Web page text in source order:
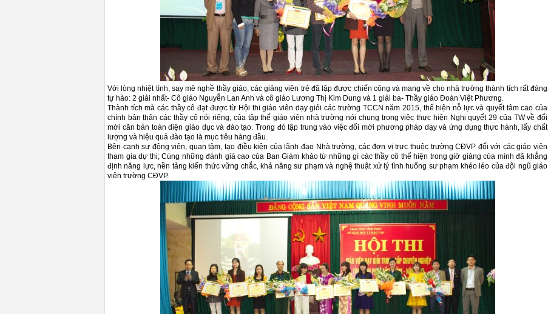
Với lòng nhiệt tình, say mê nghề thầy giáo, các giảng viên trẻ đã lập được chiến công và mang về cho nhà trường thành tích rất đáng
tự hào: 2 giải nhất- Cô giáo Nguyễn Lan Anh và cô giáo Lương Thị Kim Dung và 1 giải ba- Thầy giáo Đoàn Việt Phương.
Thành tích mà các thầy cô đạt được từ Hội thi giáo viên dạy giỏi các trường TCCN năm 2015, thể hiện nỗ lực và quyết tâm cao của
chính bản thân các thầy cô nói riêng, của tập thể giáo viên nhà trường nói chung trong việc thực hiện Nghị quyết 29 của TW về đổi
mới căn bản toàn diện giáo dục và đào tạo. Trong đó tập trung vào việc đổi mới phương pháp dạy và ứng dụng thực hành, lấy chất
lượng và hiệu quả đào tạo là mục tiêu hàng đầu.
Bên cạnh sự động viên, quan tâm, tạo điều kiện của lãnh đạo Nhà trường, các đơn vị trực thuộc trường CĐVP đối với các giáo viên
tham gia dự thi; Cùng những đánh giá cao của Ban Giám khảo từ những gì các thầy cô thể hiện trong giờ giảng của mình đã khẳng
định năng lực, nền tảng kiến thức vững chắc, khả năng sư phạm và nghệ thuật xử lý tình huống sư phạm khéo léo của đội ngũ giáo
viên trường CĐVP.